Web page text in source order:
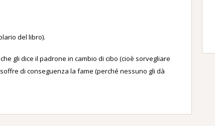
del libro).
gli dice il padrone in cambio di cibo (cioè sorvegliare
di conseguenza la fame (perché nessuno gli dà